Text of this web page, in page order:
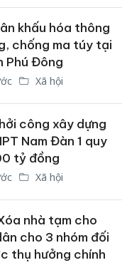
khấu hóa thông
chống ma túy tại
Phú Đông
Xã hội
công xây dựng
Nam Đàn 1 quy
tỷ đồng
Xã hội
nhà tạm cho
cho 3 nhóm đối
thụ hưởng chính